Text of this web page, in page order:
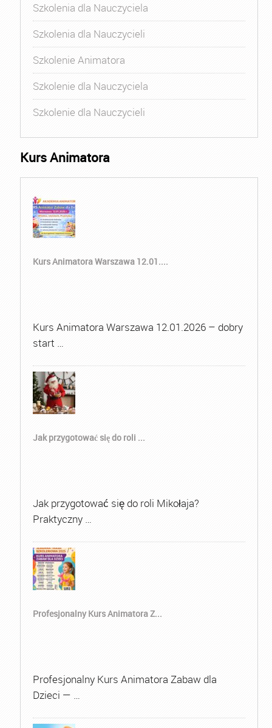
Szkolenia dla Nauczyciela
Szkolenia dla Nauczycieli
Szkolenie Animatora
Szkolenie dla Nauczyciela
Szkolenie dla Nauczycieli
Kurs Animatora
Kurs Animatora Warszawa 12.01....
Kurs Animatora Warszawa 12.01.2026 – dobry
start …
Jak przygotować się do roli ...
Jak przygotować się do roli Mikołaja?
Praktyczny …
Profesjonalny Kurs Animatora Z...
Profesjonalny Kurs Animatora Zabaw dla
Dzieci — …